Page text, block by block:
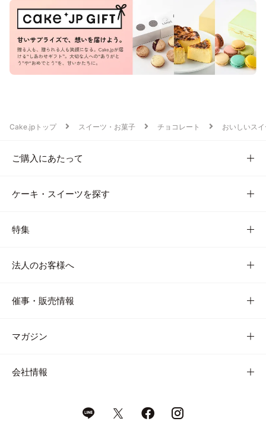
Cake.jpトップ スイーツ・お菓子 チョコレート おいしいス
ご購入にあたって
ケーキ・スイーツを探す
特集
法人のお客様へ
催事・販売情報
マガジン
会社情報